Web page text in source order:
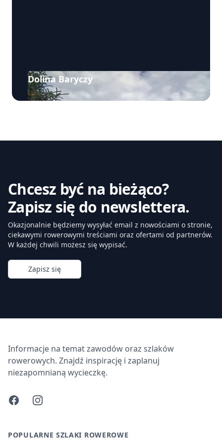
Dolina Baryczy
Chcesz być na bieżąco?
Zapisz się do newslettera.
Okazjonalnie będziemy wysyłać email z nowościami o stronie,
ciekawymi rowerowymi treściami oraz ofertami od partnerów.
W każdej chwili możesz się wypisać.
Zapisz się
Informacje na temat zawodów oraz szlaków
rowerowych. Znajdź inspirację i zaplanuj
niezapomnianą wycieczkę.
FacebookInstagram
POPULARNE SZLAKI ROWEROWE